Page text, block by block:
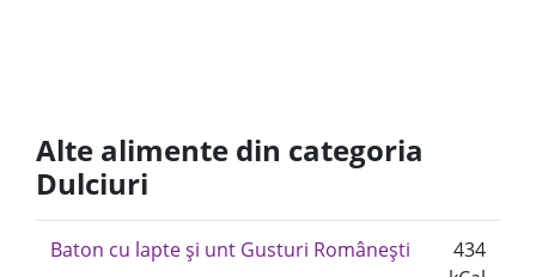
Alte alimente din categoria
Dulciuri
Baton cu lapte și unt Gusturi Românești
434